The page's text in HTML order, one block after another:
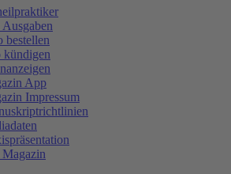
bestellen
kündigen
App
Impressum
Magazin